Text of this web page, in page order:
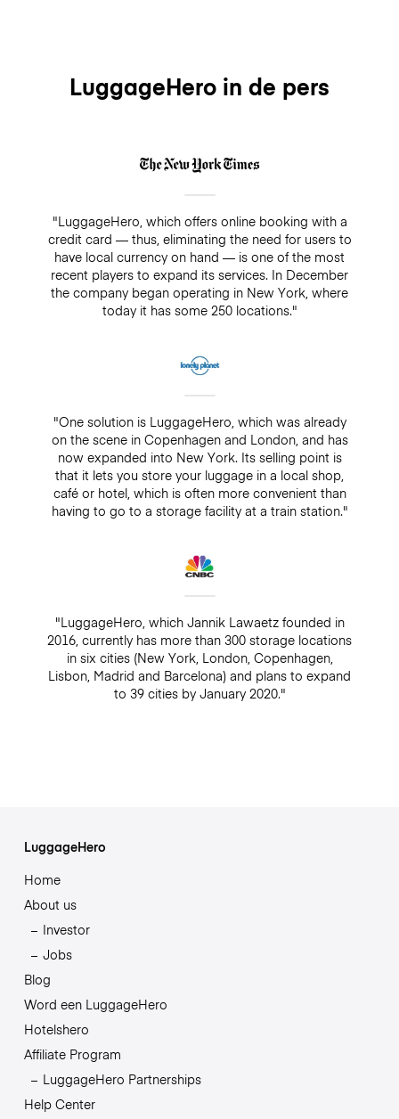
LuggageHero in de pers
"LuggageHero, which offers online booking with a
credit card — thus, eliminating the need for users to
have local currency on hand — is one of the most
recent players to expand its services. In December
the company began operating in New York, where
today it has some 250 locations."
"One solution is LuggageHero, which was already
on the scene in Copenhagen and London, and has
now expanded into New York. Its selling point is
that it lets you store your luggage in a local shop,
café or hotel, which is often more convenient than
having to go to a storage facility at a train station."
"LuggageHero, which Jannik Lawaetz founded in
2016, currently has more than 300 storage locations
in six cities (New York, London, Copenhagen,
Lisbon, Madrid and Barcelona) and plans to expand
to 39 cities by January 2020."
LuggageHero
Home
About us
Investor
Jobs
Blog
Word een LuggageHero
Hotelshero
Affiliate Program
LuggageHero Partnerships
Help Center